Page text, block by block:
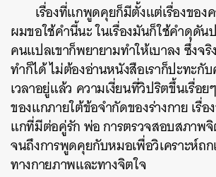
เรื่องที่แกพูดคุยก็มีตั้งแต่เรื่องของ
ผมขอใช้คำนี้นะ ในเรื่องมันก็ใช้คำดุดั
คนแปลเขาก็พยายามทำให้เบาลง ซึ่งจ
ทำก็ได้ ไม่ต้องอ่านหนังสือเราก็ปะทะ
เวลาอยู่แล้ว ความเงี่ยนที่วิปริตขึ้นเรื่อ
ของแกภายใต้ข้อจำกัดของร่างกาย เรื่
แกที่มีต่อคู่รัก พ่อ การตรวจสอบสภาพจิ
จนถึงการพูดคุยกับหมอเพื่อวิเคราะห์ถก
ทางกายภาพและทางจิตใจ